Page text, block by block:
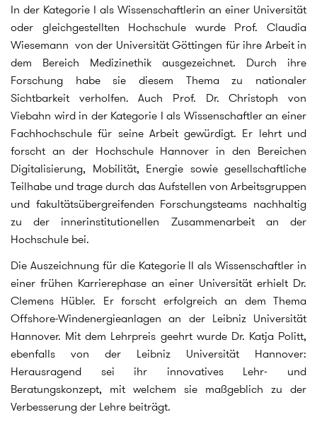
In der Kategorie I als Wissenschaftlerin an einer Universität
oder gleichgestellten Hochschule wurde Prof. Claudia
Wiesemann von der Universität Göttingen für ihre Arbeit in
dem Bereich Medizinethik ausgezeichnet. Durch ihre
Forschung habe sie diesem Thema zu nationaler
Sichtbarkeit verholfen. Auch Prof. Dr. Christoph von
Viebahn wird in der Kategorie I als Wissenschaftler an einer
Fachhochschule für seine Arbeit gewürdigt. Er lehrt und
forscht an der Hochschule Hannover in den Bereichen
Digitalisierung, Mobilität, Energie sowie gesellschaftliche
Teilhabe und trage durch das Aufstellen von Arbeitsgruppen
und fakultätsübergreifenden Forschungsteams nachhaltig
zu der innerinstitutionellen Zusammenarbeit an der
Hochschule bei.
Die Auszeichnung für die Kategorie II als Wissenschaftler in
einer frühen Karrierephase an einer Universität erhielt Dr.
Clemens Hübler. Er forscht erfolgreich an dem Thema
Offshore-Windenergieanlagen an der Leibniz Universität
Hannover. Mit dem Lehrpreis geehrt wurde Dr. Katja Politt,
ebenfalls von der Leibniz Universität Hannover:
Herausragend sei ihr innovatives Lehr- und
Beratungskonzept, mit welchem sie maßgeblich zu der
Verbesserung der Lehre beiträgt.